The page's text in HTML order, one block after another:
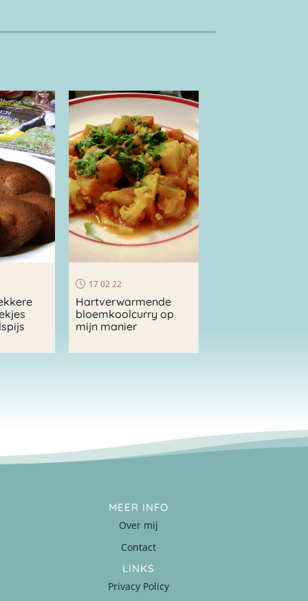
17 02 22
Hartverwarmende
bloemkoolcurry op
mijn manier
MEER INFO
Over mij
Contact
LINKS
Privacy Policy